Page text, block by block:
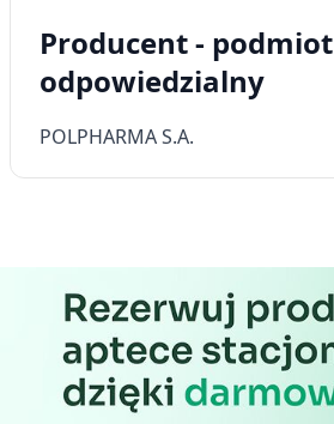
Producent - podmiot
odpowiedzialny
POLPHARMA S.A.